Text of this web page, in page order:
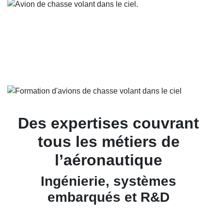
Des expertises couvrant
tous les métiers de
l’aéronautique
Ingénierie, systèmes
embarqués et R&D